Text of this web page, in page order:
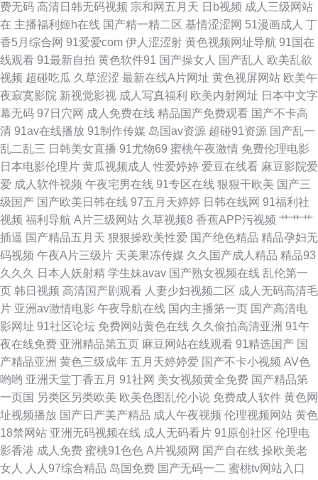
视频在线看 成人在线超碰91 avtt去干网 日逼网站中字 91福利资源网 丁香五
月涩五月 欧洲女同按摩 91白丝足交 国产精品美女被日 香蕉久久影院 91视频
站 麻豆精品视频专区 92精品福利 91免费视频观看 精品亚洲无码一区二区 性
无码97 国产精品1999 亚洲免费蜜桃 91网美女 久久网中文一区 影音先锋亚
洲电影18 www欧美成人 日韩色图18p 91号豆花视频咋观看 福利姬91网站
在线观看成人 国产精品久久鸭下载 日韩午夜精品 91网站免费线上观看 久热
最新网址 91美女爆插福利 老司机91福利视频 91精品手机 日韩风狂性爱 人
人操b 91视频com 九七在线9197 亚洲av网站不卡在线 91资源国产在线 蜜桃
伊人精品 中文字幕日韩123区 俺去也啦 内射日韩啪啪 91传剧在线看 91福利
姬免费 国产第32页 日韩人人乐 91九色蚪窝人妻 国产精品久久不卡久久 少妇
精品一区二区三区 久久福利社视频 黄色日本www 日韩国产av茶a 91永久免
费视频在线观看 人人乐人人妻 日韩中文字幕婷婷综合
费无码 高清日韩无码视频 宗和网五月天 日b视频 成人三级网站
在 主播福利姬h在线 国产精一精二区 基情涩涩网 51漫画成人 丁
香5月综合网 91爱爱com 伊人涩涩射 黄色视频网址导航 91国在
线观看 91最新自拍 黄色软件91 国产操女人 国产乱人 欧美乱欲
视频 超碰吃瓜 久草涩涩 最新在线A片网址 黄色视屏网站 欧美午
夜寂寞影院 新视觉影视 成人写真福利 欧美内射网址 日本中文字
幕无码 97日穴网 成人免费在线 精品国产免费观看 国产不卡高
清 91av在线播放 91制作传媒 岛国av资源 超碰91资源 国产乱一
乱二乱三 日韩美女直播 91尤物69 蜜桃午夜激情 免费伦理电影
日本电影伦理片 黄瓜视频成人 性爱婷婷 爱豆在线看 麻豆影院爱
爱 成人软件视频 午夜宅男在线 91专区在线 狠狠干欧美 国产三
级国产 国产欧美日韩在线 97五月天婷婷 日韩在线网 91福利社
视频 福利导航 A片三级网站 久草视频8 香蕉APP污视频 艹艹艹
插逼 国产精品五月天 狠狠操欧美性爱 国产绝色精品 精品孕妇无
码视频 午夜A片三级片 天美果冻传媒 久久国产成人精品 精品93
久久久
日本人妖射精 学生妹avav 国产熟女视频在线 乱伦第一
页 韩日视频 高清国产剧观看 人妻少妇视频二区 成人无码高清毛
片 亚洲av激情电影 午夜导航在线 国内主播第一页 国产高清电
影网址 91社区论坛 免费网站黄色在线 久久偷拍高清亚洲 91午
夜在线免费 亚洲精品第五页 麻豆网站在线观看 91精选国产 国
产精品亚洲 黄色三级成年 五月天婷婷爱 国产不卡小视频 AV色
哟哟 亚洲天堂丁香五月 91社网 美女视频黄全免费 国产精品第
一页国 另类区另类欧美 欧美色图乱伦小说 免费成人软件 黄色网
址视频播放 国产日产美产精品 成人午夜视频 伦理视频网站 黄色
18禁网站 亚洲无码视频在线 成人无码看片 91原创社区 伦理电
影香港 成人免费 蜜桃91色色 A片视频网 国产自在线 操欧美老
女人
人人97综合精品 岛国免费 国产无码一二 蜜桃tv网站入口